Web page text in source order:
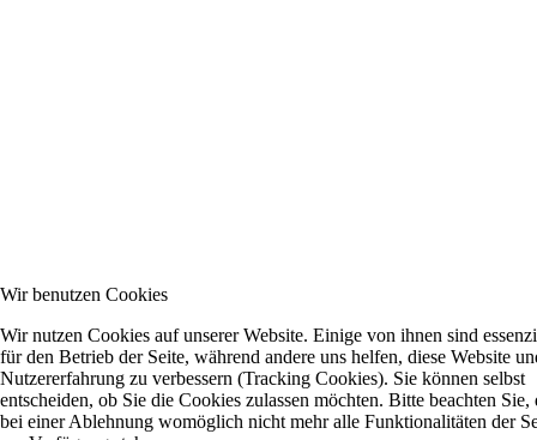
Wir benutzen Cookies
Wir nutzen Cookies auf unserer Website. Einige von ihnen sind
für den Betrieb der Seite, während andere uns helfen, diese Website
Nutzererfahrung zu verbessern (Tracking Cookies). Sie können selbst
entscheiden, ob Sie die Cookies zulassen möchten. Bitte beachten Sie,
bei einer Ablehnung womöglich nicht mehr alle Funktionalitäten der